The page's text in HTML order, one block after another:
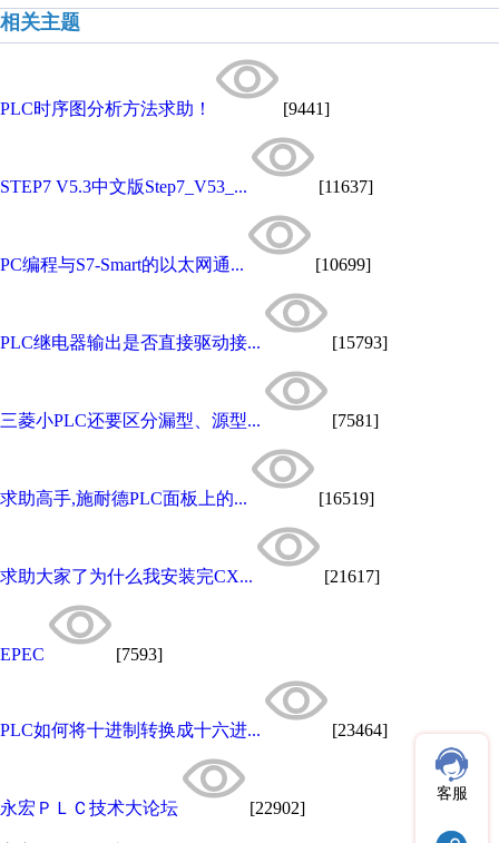
相关主题
PLC时序图分析方法求助！ [9441]
STEP7 V5.3中文版Step7_V53_... [11637]
PC编程与S7-Smart的以太网通... [10699]
PLC继电器输出是否直接驱动接... [15793]
三菱小PLC还要区分漏型、源型... [7581]
求助高手,施耐德PLC面板上的... [16519]
求助大家了为什么我安装完CX... [21617]
EPEC [7593]
PLC如何将十进制转换成十六进... [23464]
永宏ＰＬＣ技术大论坛 [22902]
客服